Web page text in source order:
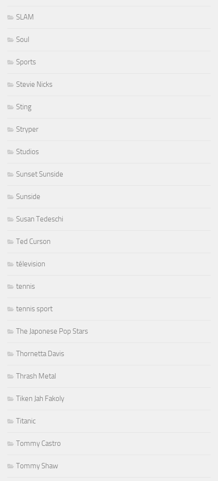
SLAM
Soul
Sports
Stevie Nicks
Sting
Stryper
Studios
Sunset Sunside
Sunside
Susan Tedeschi
Ted Curson
télevision
tennis
tennis sport
The Japonese Pop Stars
Thornetta Davis
Thrash Metal
Tiken Jah Fakoly
Titanic
Tommy Castro
Tommy Shaw